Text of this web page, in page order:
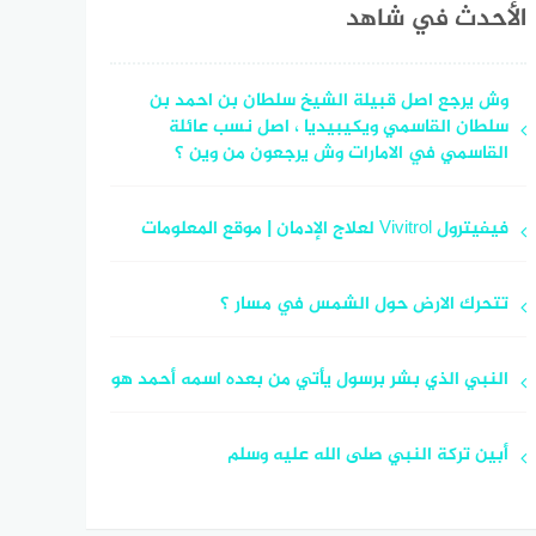
الأحدث في شاهد
وش يرجع اصل قبيلة الشيخ سلطان بن احمد بن
سلطان القاسمي ويكيبيديا ، اصل نسب عائلة
القاسمي في الامارات وش يرجعون من وين ؟
فيفيترول Vivitrol لعلاج الإدمان | موقع المعلومات
تتحرك الارض حول الشمس في مسار ؟
النبي الذي بشر برسول يأتي من بعده اسمه أحمد هو
أبين تركة النبي صلى الله عليه وسلم